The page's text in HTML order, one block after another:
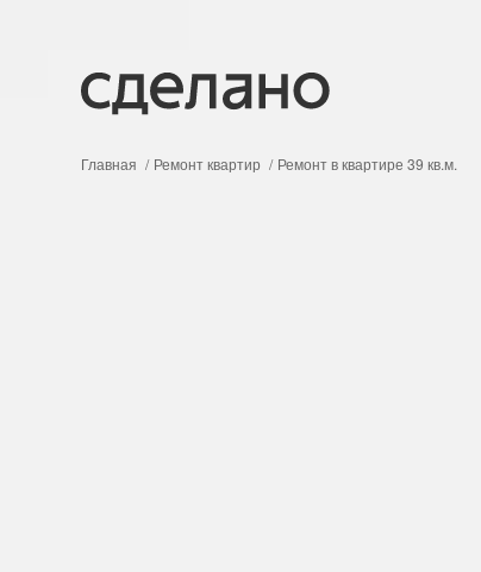
Главная Ремонт квартир Ремонт в квартире 39 кв.м.